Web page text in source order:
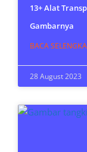
13+ Alat
Gambarnya
BACA
28 August 2023